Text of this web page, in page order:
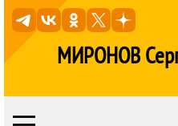
МИРОНОВ